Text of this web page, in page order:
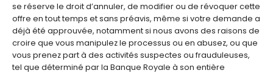
se réserve le droit d’annuler, de modifier ou de révoquer cette
offre en tout temps et sans préavis, même si votre demande a
déjà été approuvée, notamment si nous avons des raisons de
croire que vous manipulez le processus ou en abusez, ou que
vous prenez part à des activités suspectes ou frauduleuses,
tel que déterminé par la Banque Royale à son entière